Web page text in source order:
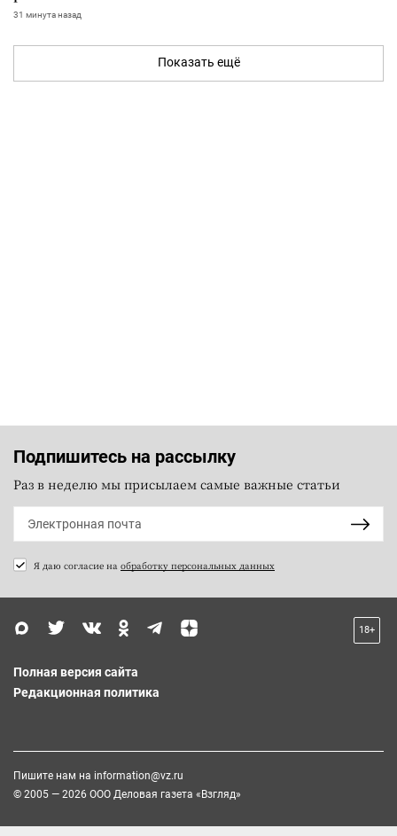
31 минута назад
Показать ещё
Подпишитесь на рассылку
Раз в неделю мы присылаем самые важные статьи
Я даю согласие на обработку персональных данных
18+
Полная версия сайта
Редакционная политика
Пишите нам на information@vz.ru
© 2005 — 2026 ООО Деловая газета «Взгляд»